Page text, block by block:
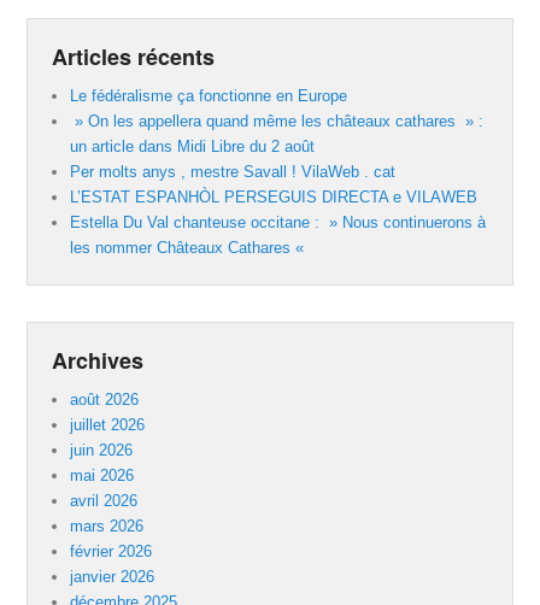
Articles récents
Le fédéralisme ça fonctionne en Europe
» On les appellera quand même les châteaux cathares » :
un article dans Midi Libre du 2 août
Per molts anys , mestre Savall ! VilaWeb . cat
L’ESTAT ESPANHÒL PERSEGUIS DIRECTA e VILAWEB
Estella Du Val chanteuse occitane : » Nous continuerons à
les nommer Châteaux Cathares «
Archives
août 2026
juillet 2026
juin 2026
mai 2026
avril 2026
mars 2026
février 2026
janvier 2026